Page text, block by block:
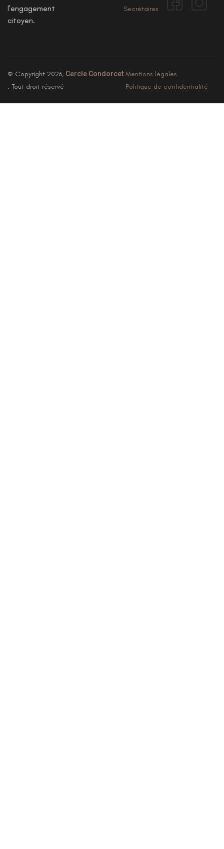
l'engagement
citoyen.
Secrétaires
© Copyright 2026, Cercle Condorcet
. Tout droit réservé
Mentions légales
Politique de confidentialité